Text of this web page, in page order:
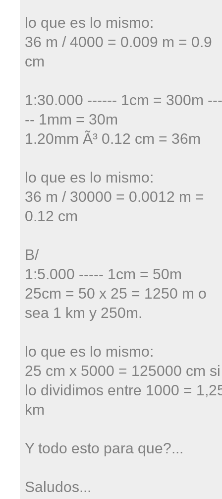
lo que es lo mismo:
36 m / 4000 = 0.009 m = 0.9
cm
1:30.000 ------ 1cm = 300m
-- 1mm = 30m
1.20mm Ã³ 0.12 cm = 36m
lo que es lo mismo:
36 m / 30000 = 0.0012 m =
0.12 cm
B/
1:5.000 ----- 1cm = 50m
25cm = 50 x 25 = 1250 m o
sea 1 km y 250m.
lo que es lo mismo:
25 cm x 5000 = 125000 cm si
lo dividimos entre 1000 =
km
Y todo esto para que?...
Saludos...